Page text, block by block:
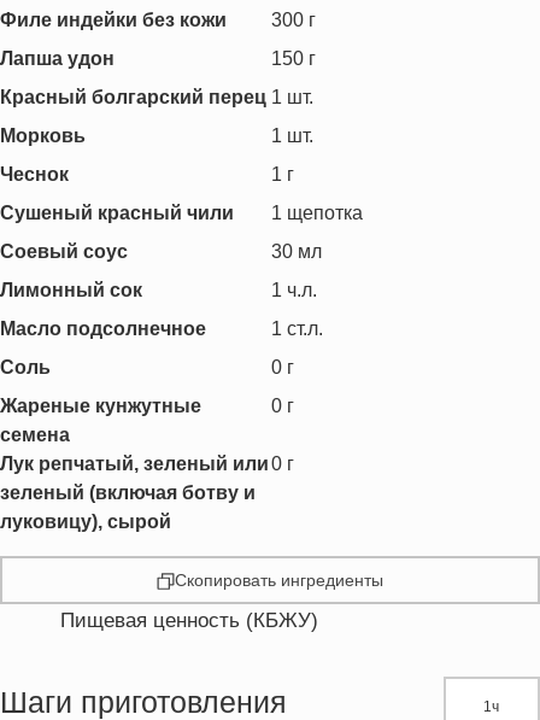
Филе индейки без кожи 300 г
Лапша удон
150 г
Красный болгарский перец 1 шт.
Морковь
1 шт.
Чеснок
1 г
Сушеный красный чили
1 щепотка
Соевый соус
30 мл
Лимонный сок
1 ч.л.
Масло подсолнечное
1 ст.л.
Соль
0 г
Жареные кунжутные
семена
0 г
Лук репчатый, зеленый или
зеленый (включая ботву и
луковицу), сырой
0 г
Скопировать ингредиенты
Пищевая ценность (КБЖУ)
Жиры
Шаги приготовления 1ч